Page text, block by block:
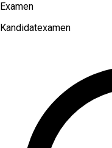
Examen
Kandidatexamen